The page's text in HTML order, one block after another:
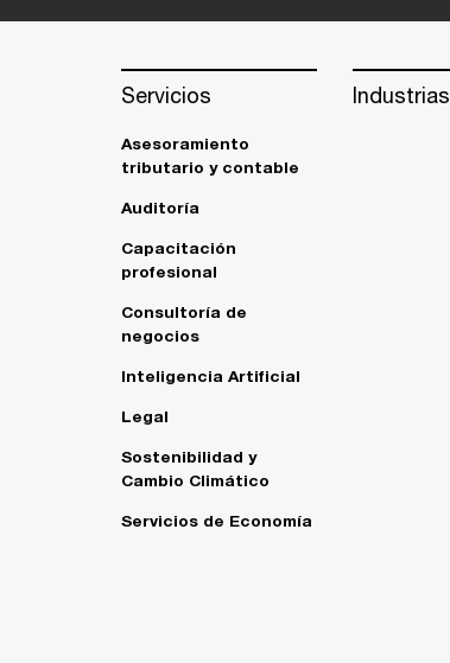
Servicios
Asesoramiento
tributario y contable
Auditoría
Capacitación
profesional
Consultoría de
negocios
Inteligencia Artificial
Legal
Sostenibilidad y
Cambio Climático
Servicios de Economía
Industrias